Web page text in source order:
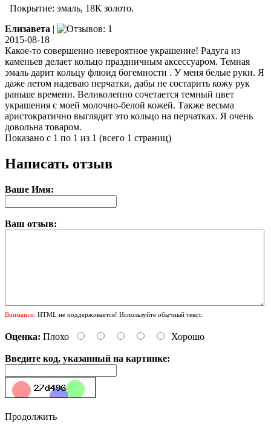
Покрытие: эмаль, 18К золото.
Елизавета |
2015-08-18
Какое-то совершенно невероятное украшение! Радуга из
каменьев делает кольцо праздничным аксессуаром. Темная
эмаль дарит кольцу флюид богемности . У меня белые руки. Я
даже летом надеваю перчатки, дабы не состарить кожу рук
раньше времени. Великолепно сочетается темный цвет
украшения с моей молочно-белой кожей. Также весьма
аристократично выглядит это кольцо на перчатках. Я очень
довольна товаром.
Показано с 1 по 1 из 1 (всего 1 страниц)
Написать отзыв
Ваше Имя:
Ваш отзыв:
Внимание: HTML не поддерживается! Используйте обычный текст.
Оценка: Плохо Хорошо
Введите код, указанный на картинке:
Продолжить